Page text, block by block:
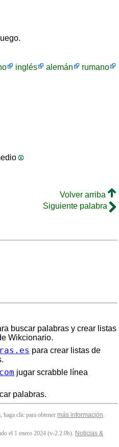
inglés alemán
rumano
Volver arriba
Siguiente palabra
buscar palabras y crear listas
Wikcionario.
para crear listas de
jugar scrabble línea
palabras.
clic para obtener más información.
el 1 enero 2024 (v-2.2.0b). Noticias &